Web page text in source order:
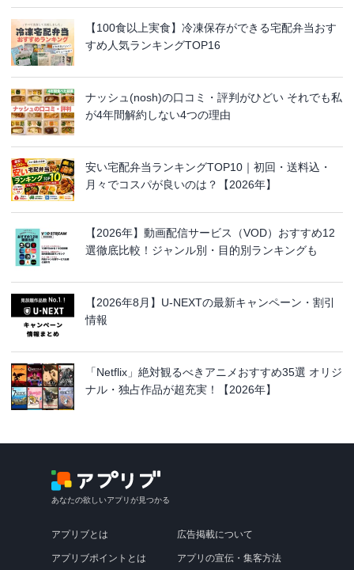
【100食以上実食】冷凍保存ができる宅配弁当おす
すめ人気ランキングTOP16
ナッシュ(nosh)の口コミ・評判がひどい それでも私
が4年間解約しない4つの理由
安い宅配弁当ランキングTOP10｜初回・送料込・
月々でコスパが良いのは？【2026年】
【2026年】動画配信サービス（VOD）おすすめ12
選徹底比較！ジャンル別・目的別ランキングも
【2026年8月】U-NEXTの最新キャンペーン・割引
情報
「Netflix」絶対観るべきアニメおすすめ35選 オリジ
ナル・独占作品が超充実！【2026年】
あなたの欲しいアプリが見つかる
アプリブとは
アプリブポイントとは
広告掲載について
アプリの宣伝・集客方法